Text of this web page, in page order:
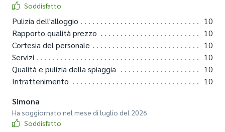
Soddisfatto
Pulizia dell'alloggio
10
Rapporto qualità prezzo
10
Cortesia del personale
10
Servizi
10
Qualità e pulizia della spiaggia
10
Intrattenimento
10
Simona
Ha soggiornato nel mese di luglio del 2026
Soddisfatto